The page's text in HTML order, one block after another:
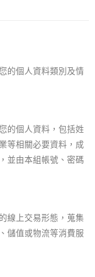
的個人資料類別及情
的個人資料，包括姓
等相關必要資料，成
並由本組帳號、密碼
線上交易形態，蒐集
儲值或物流等消費服